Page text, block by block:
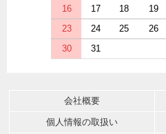
16
17 18 19
23
24 25 26
30
31
会社概要
個人情報の取扱い